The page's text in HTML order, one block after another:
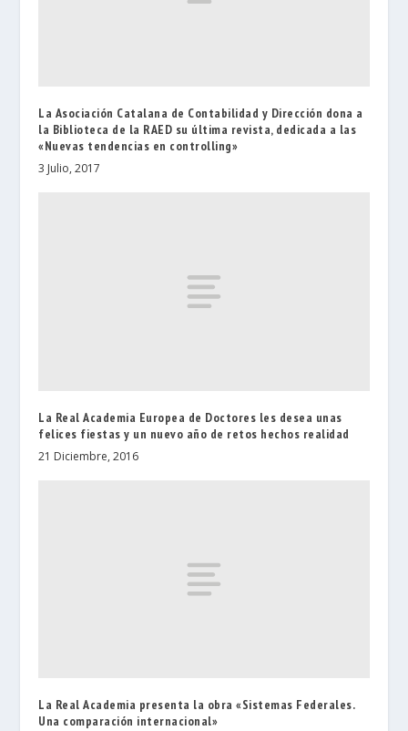
La Asociación Catalana de Contabilidad y Dirección dona a
la Biblioteca de la RAED su última revista, dedicada a las
«Nuevas tendencias en controlling»
3 Julio, 2017
La Real Academia Europea de Doctores les desea unas
felices fiestas y un nuevo año de retos hechos realidad
21 Diciembre, 2016
La Real Academia presenta la obra «Sistemas Federales.
Una comparación internacional»